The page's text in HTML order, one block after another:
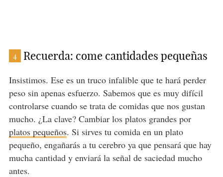
4 Recuerda: come cantidades pequeñas
Insistimos. Ese es un truco infalible que te hará perder
peso sin apenas esfuerzo. Sabemos que es muy difícil
controlarse cuando se trata de comidas que nos gustan
mucho. ¿La clave? Cambiar los platos grandes por
platos pequeños. Si sirves tu comida en un plato
pequeño, engañarás a tu cerebro ya que pensará que hay
mucha cantidad y enviará la señal de saciedad mucho
antes.